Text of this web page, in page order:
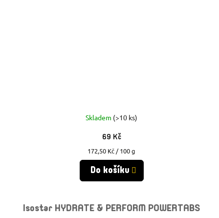
Skladem (>10 ks)
69 Kč
Měrná
cena:
172,50 Kč / 100 g
Do košíku
Isostar HYDRATE & PERFORM POWERTABS